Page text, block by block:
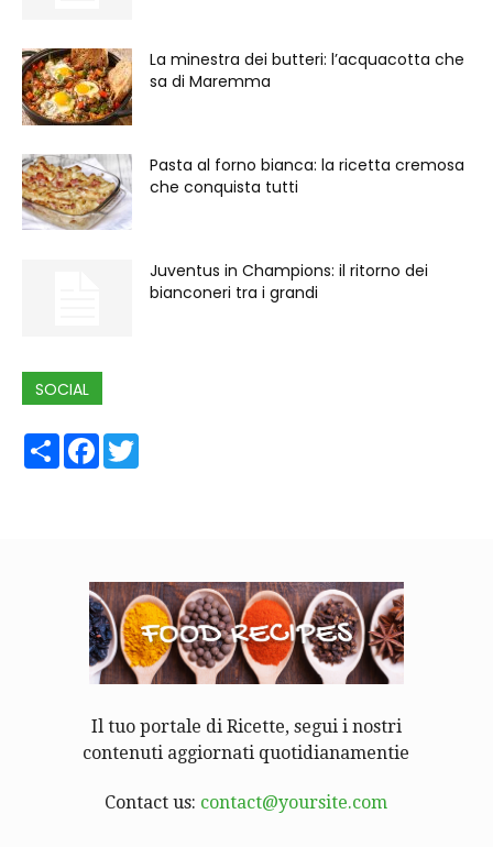
La minestra dei butteri: l’acquacotta che
sa di Maremma
Pasta al forno bianca: la ricetta cremosa
che conquista tutti
Juventus in Champions: il ritorno dei
bianconeri tra i grandi
SOCIAL
ShareFacebook
Il tuo portale di Ricette, segui i nostri
contenuti aggiornati quotidianamentie
Contact us: contact@yoursite.com